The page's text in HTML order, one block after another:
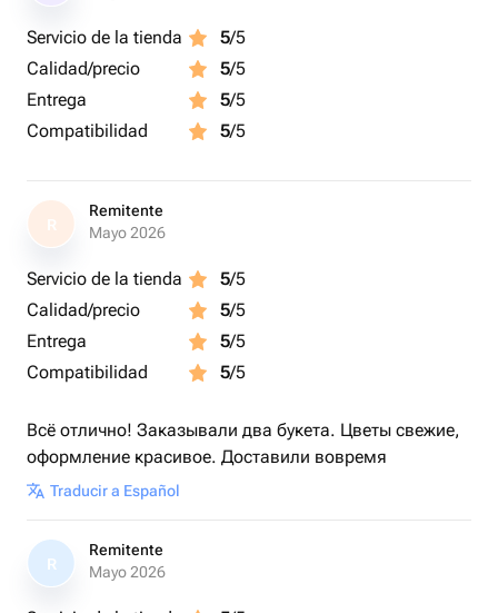
Servicio de la tienda 5/5
Calidad/precio
5/5
Entrega
5/5
Compatibilidad
5/5
R
Remitente
Mayo 2026
Servicio de la tienda 5/5
Calidad/precio
5/5
Entrega
5/5
Compatibilidad
5/5
Всё отлично! Заказывали два букета. Цветы свежие,
оформление красивое. Доставили вовремя
Traducir a Español
R
Remitente
Mayo 2026